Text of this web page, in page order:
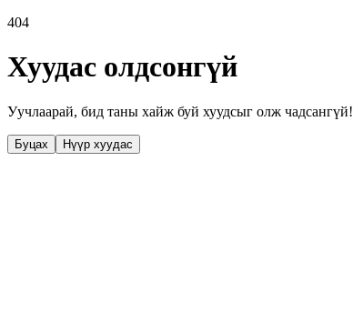
404
Хуудас олдсонгүй
Уучлаарай, бид таны хайж буй хуудсыг олж чадсангүй!
Буцах Нүүр хуудас